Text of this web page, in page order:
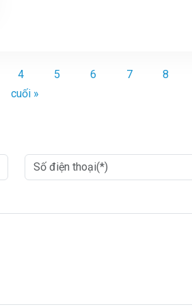
4 5 6 7 8
cuối »
Nhập thông tin*